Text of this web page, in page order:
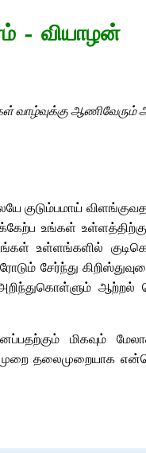
– வியாழன்
வாழ்வுக்கு ஆணிவேரும்
குடும்பமாய்
உங்கள்
உங்கள் உள்ளங்களில்
சேர்ந்து
ஆற்றல்
மிகவும்
தலைமுறையாக